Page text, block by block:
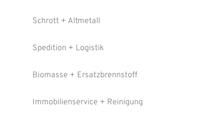
Schrott + Altmetall
Spedition + Logistik
Biomasse + Ersatzbrennstoff
Immobilienservice + Reinigung